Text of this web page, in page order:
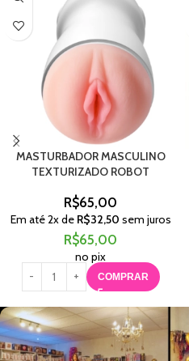
MASTURBADOR MASCULINO
TEXTURIZADO ROBOT
R$65,00
Em até2x de R$32,50 sem juros
R$65,00
no pix
COMPRAR